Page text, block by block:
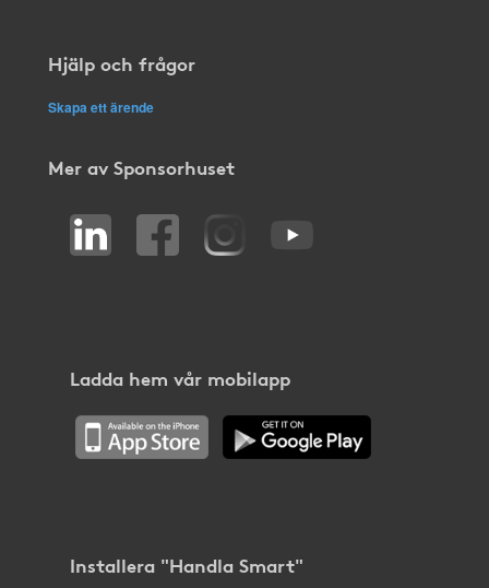
Hjälp och frågor
Skapa ett ärende
Mer av Sponsorhuset
Ladda hem vår mobilapp
Installera "Handla Smart"